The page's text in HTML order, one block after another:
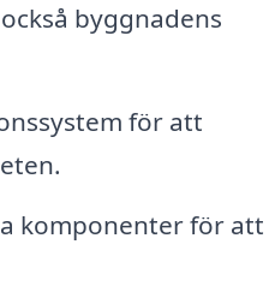
byggnadens
för att
komponenter för att